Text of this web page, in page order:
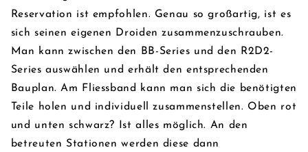
Reservation ist empfohlen. Genau so großartig, ist es
sich seinen eigenen Droiden zusammenzuschrauben.
Man kann zwischen den BB-Series und den R2D2-
Series auswählen und erhält den entsprechenden
Bauplan. Am Fliessband kann man sich die benötigten
Teile holen und individuell zusammenstellen. Oben rot
und unten schwarz? Ist alles möglich. An den
betreuten Stationen werden diese dann